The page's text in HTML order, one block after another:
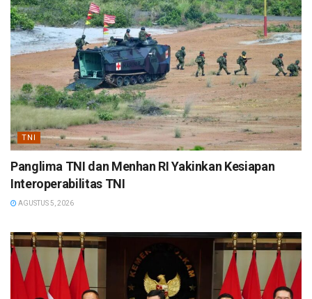
TNI
Panglima TNI dan Menhan RI Yakinkan Kesiapan
Interoperabilitas TNI
AGUSTUS 5, 2026